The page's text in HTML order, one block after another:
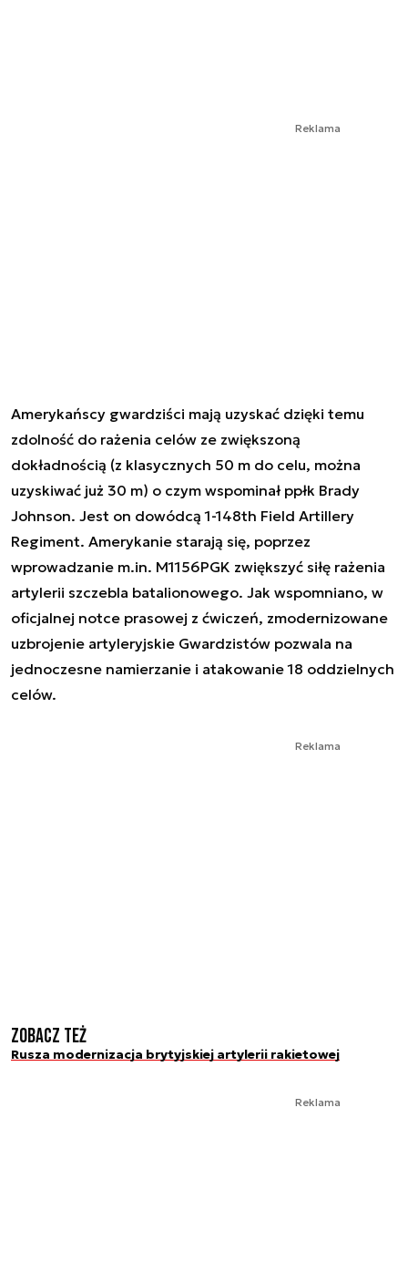
Reklama
Amerykańscy gwardziści mają uzyskać dzięki temu
zdolność do rażenia celów ze zwiększoną
dokładnością (z klasycznych 50 m do celu, można
uzyskiwać już 30 m) o czym wspominał ppłk Brady
Johnson. Jest on dowódcą 1-148th Field Artillery
Regiment. Amerykanie starają się, poprzez
wprowadzanie m.in. M1156PGK zwiększyć siłę rażenia
artylerii szczebla batalionowego. Jak wspomniano, w
oficjalnej notce prasowej z ćwiczeń, zmodernizowane
uzbrojenie artyleryjskie Gwardzistów pozwala na
jednoczesne namierzanie i atakowanie 18 oddzielnych
celów.
Reklama
Zobacz też
Rusza modernizacja brytyjskiej artylerii rakietowej
Reklama